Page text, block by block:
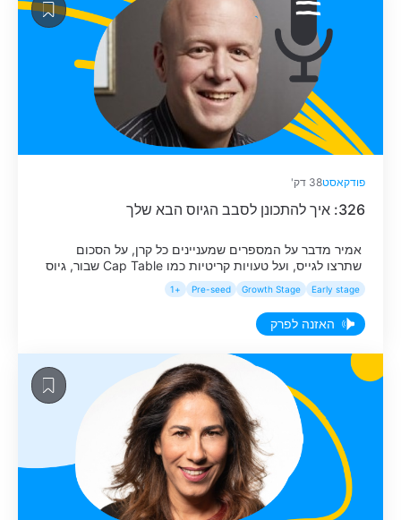
פודקאסט38 דק'
326: איך להתכונן לסבב הגיוס הבא שלך
אמיר מדבר על המספרים שמעניינים כל קרן, על הסכום
שתרצו לגייס, ועל טעויות קריטיות כמו Cap Table שבור, גיוס
מהאנשים הלא נכונים, חישוב שווי לא מדוייק, סבבי גיוס בלתי
נגמרים ועוד ועוד.
Early stage
Growth Stage
Pre-seed
+1
האזנה לפרק